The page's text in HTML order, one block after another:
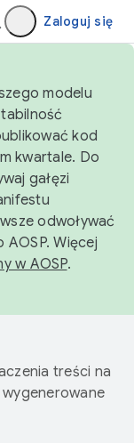
Zaloguj się
modelu
kod
kwartale. Do
gałęzi
odwoływać
AOSP. Więcej
w AOSP.
treści na
wygenerowane